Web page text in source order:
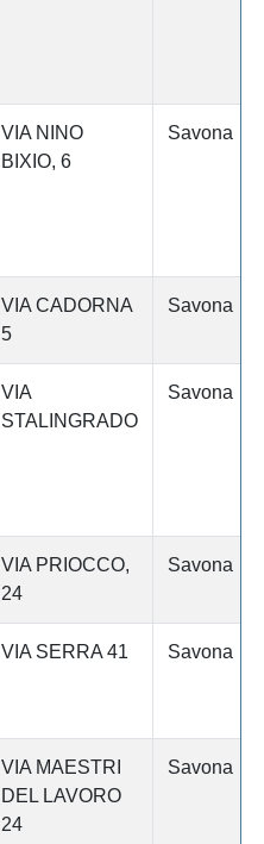
VIA NINO
BIXIO, 6
Savona
VIA CADORNA
5
Savona
VIA
STALINGRADO
Savona
VIA PRIOCCO,
24
Savona
VIA SERRA 41 Savona
VIA MAESTRI
DEL LAVORO
24
Savona